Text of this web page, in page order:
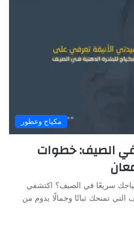
مكياج وعطور
في الصيف: خطوات
سريعًا في الصيف؟ اكتشفي
التي تمنحك ثباتًا وجمالًا يدوم من